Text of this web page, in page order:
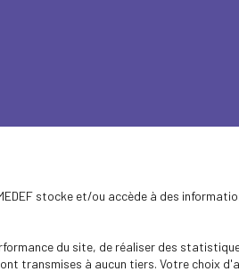
: GSC
stocke et/ou accède à des
du site, de réaliser des
transmises à aucun tiers. Votre choix